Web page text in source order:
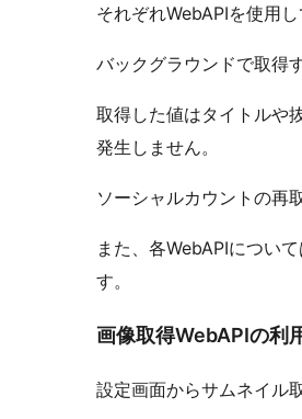
それぞれWebAPIを使用し
バックグラウンドで取得
取得した値はタイトルや
発生しません。
ソーシャルカウントの再
また、各WebAPIについ
す。
画像取得WebAPIの利
設定画面からサムネイル